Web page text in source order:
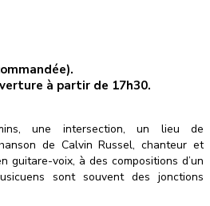
à partir de 17h30.
une intersection, un lieu de
de Calvin Russel, chanteur et
guitare-voix, à des compositions d’un
sont souvent des jonctions